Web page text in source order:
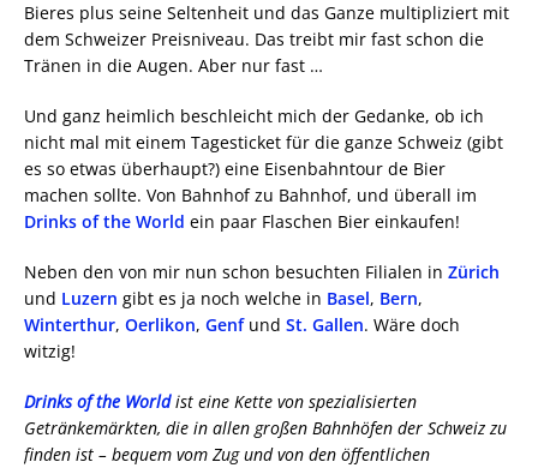
Bieres plus seine Seltenheit und das Ganze multipliziert mit
dem Schweizer Preisniveau. Das treibt mir fast schon die
Tränen in die Augen. Aber nur fast …
Und ganz heimlich beschleicht mich der Gedanke, ob ich
nicht mal mit einem Tagesticket für die ganze Schweiz (gibt
es so etwas überhaupt?) eine Eisenbahntour de Bier
machen sollte. Von Bahnhof zu Bahnhof, und überall im
Drinks of the World ein paar Flaschen Bier einkaufen!
Neben den von mir nun schon besuchten Filialen in Zürich
und Luzern gibt es ja noch welche in Basel, Bern,
Winterthur, Oerlikon, Genfund St. Gallen. Wäre doch
witzig!
Drinks of the Worldist eine Kette von spezialisierten
Getränkemärkten, die in allen großen Bahnhöfen der Schweiz zu
finden ist – bequem vom Zug und von den öffentlichen